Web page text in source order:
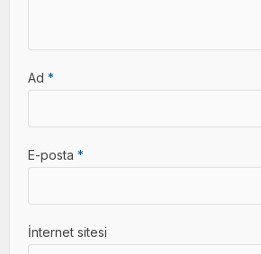
Ad*
E-posta*
İnternet sitesi